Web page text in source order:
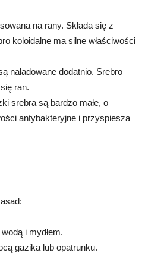
na rany. Składa się z
koloidalne ma silne właściwości
naładowane dodatnio. Srebro
ran.
srebra są bardzo małe, o
antybakteryjne i przyspiesza
i mydłem.
gazika lub opatrunku.